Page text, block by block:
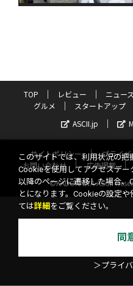
TOP レビュー ニュース
グルメ
スタートアップ
ASCII.jp
サイトポリシー プライ
お問い合わせ
広告掲載
©KADOKAWA ASCII
このサイトでは、利用状況の把
Cookieを使用してアクセスデ
以降のページに遷移した場合、
とになります。Cookieの設定
ては詳細 をご覧ください。
同
＞プライ